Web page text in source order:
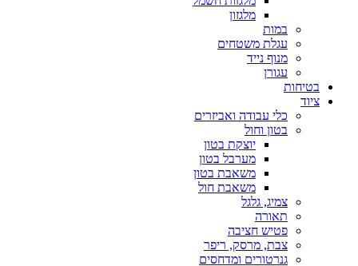
מלגזון
במות
עגלת משטחים
מנוף נייד
עגורן
בטיחות
ציוד
כלי עבודה ואביזרים
בטון וחול
יוצקת בטון
מערבל בטון
משאבת בטון
משאבת חול
צמיג, גלגל
תאורה
פטיש חציבה
צבת, מרסק, ריפר
גנרטורים ומדחסים